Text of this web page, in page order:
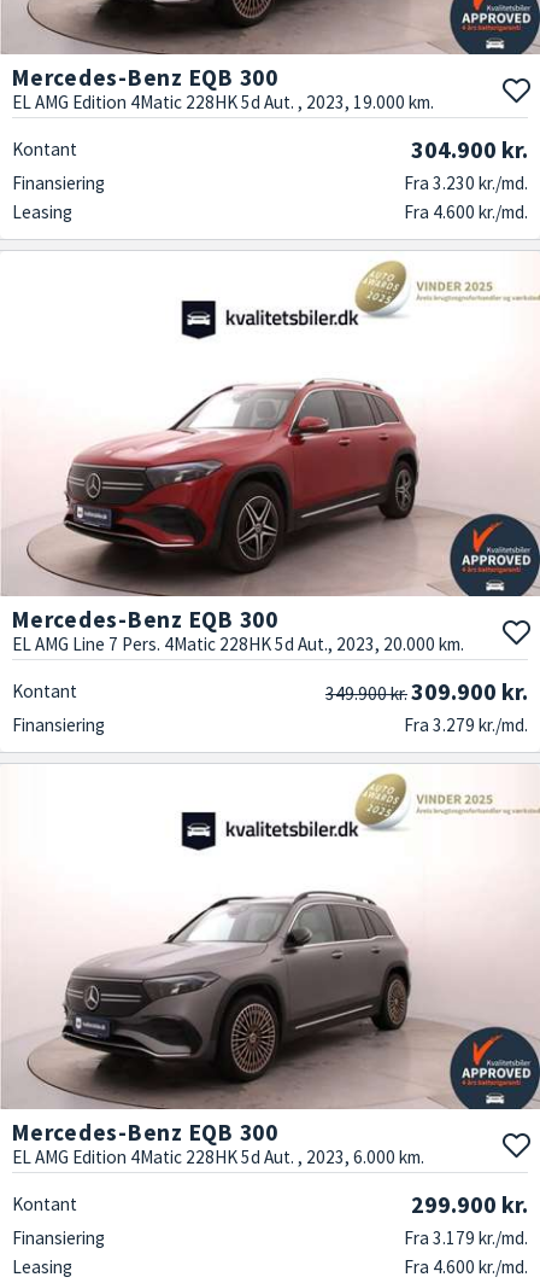
Mercedes-Benz EQB 300
EL AMG Edition 4Matic 228HK 5d Aut. , 2023, 19.000 km.
Kontant 304.900 kr.
Finansiering
Fra 3.230 kr./md.
Leasing
Fra 4.600 kr./md.
Mercedes-Benz EQB 300
EL AMG Line 7 Pers. 4Matic 228HK 5d Aut., 2023, 20.000 km.
Kontant 349.900 kr.309.900 kr.
Finansiering Fra 3.279 kr./md.
Mercedes-Benz EQB 300
EL AMG Edition 4Matic 228HK 5d Aut. , 2023, 6.000 km.
Kontant 299.900 kr.
Finansiering
Fra 3.179 kr./md.
Leasing
Fra 4.600 kr./md.